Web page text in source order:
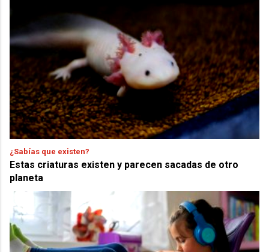
¿Sabías que existen?
Estas criaturas existen y parecen sacadas de otro
planeta